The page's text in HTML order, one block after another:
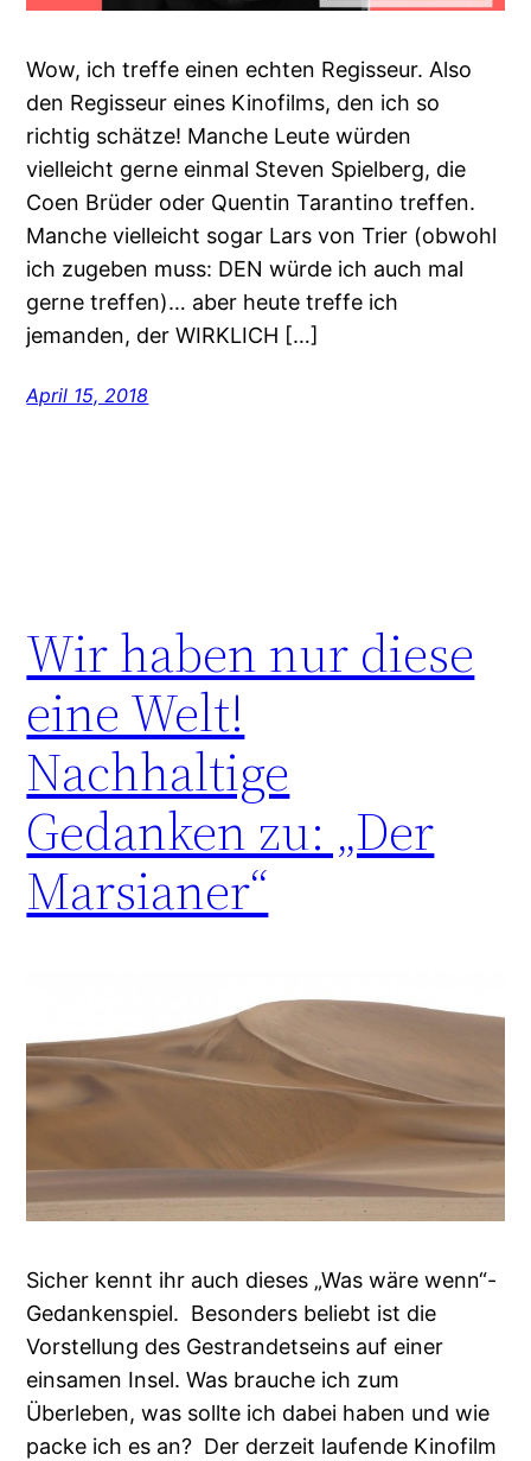
Wow, ich treffe einen echten Regisseur. Also
den Regisseur eines Kinofilms, den ich so
richtig schätze! Manche Leute würden
vielleicht gerne einmal Steven Spielberg, die
Coen Brüder oder Quentin Tarantino treffen.
Manche vielleicht sogar Lars von Trier (obwohl
ich zugeben muss: DEN würde ich auch mal
gerne treffen)… aber heute treffe ich
jemanden, der WIRKLICH […]
April 15, 2018
Wir haben nur diese
eine Welt!
Nachhaltige
Gedanken zu: „Der
Marsianer“
Sicher kennt ihr auch dieses „Was wäre wenn“-
Gedankenspiel. Besonders beliebt ist die
Vorstellung des Gestrandetseins auf einer
einsamen Insel. Was brauche ich zum
Überleben, was sollte ich dabei haben und wie
packe ich es an? Der derzeit laufende Kinofilm